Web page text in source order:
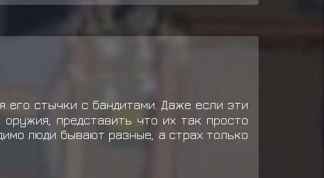
стычки с бандитами. Даже если эти
представить что их так просто
люди бывают разные, а страх только